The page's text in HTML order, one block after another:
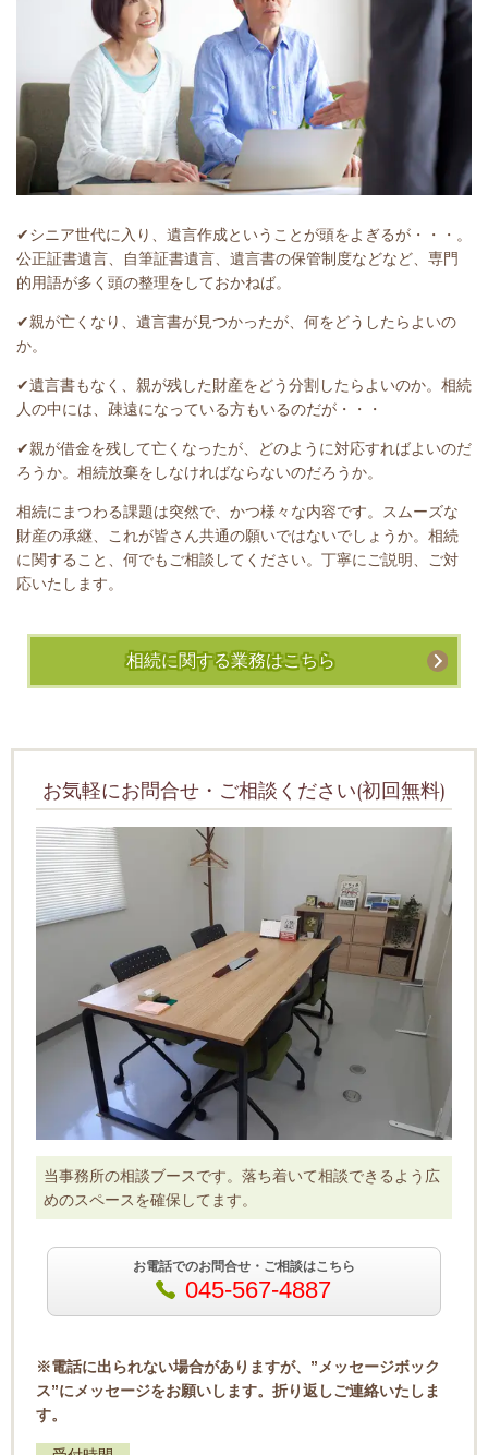
✔シニア世代に入り、遺言作成ということが頭をよぎるが・・・。
公正証書遺言、自筆証書遺言、遺言書の保管制度などなど、専門
的用語が多く頭の整理をしておかねば。
✔親が亡くなり、遺言書が見つかったが、何をどうしたらよいの
か。
✔遺言書もなく、親が残した財産をどう分割したらよいのか。相続
人の中には、疎遠になっている方もいるのだが・・・
✔親が借金を残して亡くなったが、どのように対応すればよいのだ
ろうか。相続放棄をしなければならないのだろうか。
相続にまつわる課題は突然で、かつ様々な内容です。スムーズな
財産の承継、これが皆さん共通の願いではないでしょうか。相続
に関すること、何でもご相談してください。丁寧にご説明、ご対
応いたします。
相続に関する業務はこちら
お気軽にお問合せ・ご相談ください(初回無料)
当事務所の相談ブースです。落ち着いて相談できるよう広
めのスペースを確保してます。
お電話でのお問合せ・ご相談はこちら
045-567-4887
※電話に出られない場合がありますが、”メッセージボック
ス”にメッセージをお願いします。折り返しご連絡いたしま
す。